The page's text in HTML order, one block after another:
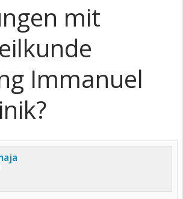
mit
Immanuel